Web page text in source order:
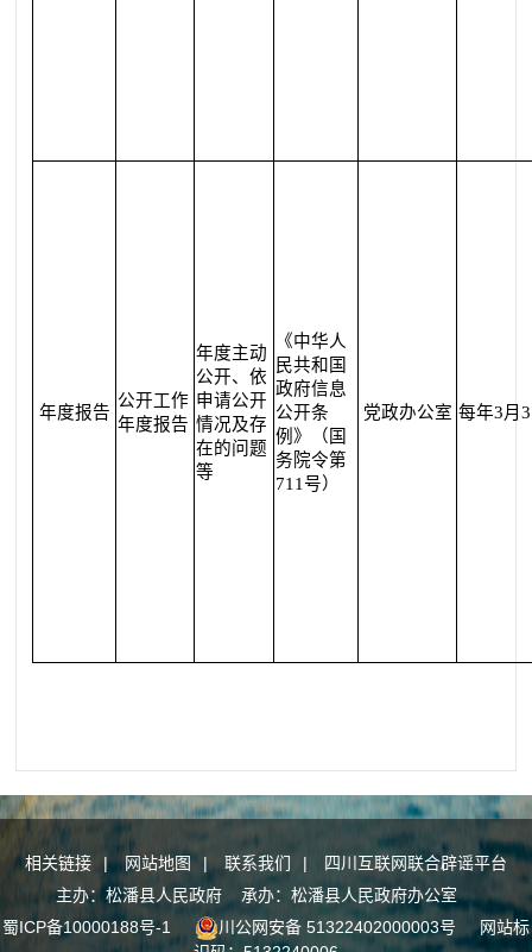
年度报告
公开工作
年度报告
年度主动
公开、依
申请公开
情况及存
在的问题
等
《中华人
民共和国
政府信息
公开条
例》（国
务院令第
711号）
党政办公室 每年3月
相关链接 | 网站地图 | 联系我们 |
四川互联网联合辟谣平台
主办：松潘县人民政府 承办：松潘县人民政府办公室
蜀ICP备10000188号-1
川公网安备 51322402000003号 网站标